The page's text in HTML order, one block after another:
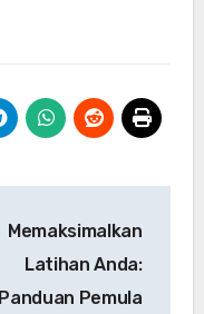
Memaksimalkan
Latihan Anda:
Panduan Pemula